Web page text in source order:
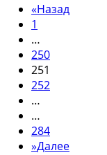
«Назад
1
…
250
251
252
…
…
284
»Далее